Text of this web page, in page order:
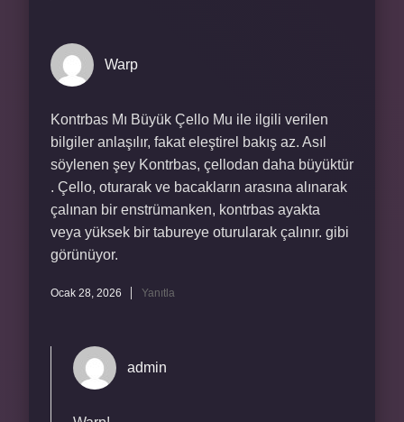
Warp
Kontrbas Mı Büyük Çello Mu ile ilgili verilen
bilgiler anlaşılır, fakat eleştirel bakış az. Asıl
söylenen şey Kontrbas, çellodan daha büyüktür
. Çello, oturarak ve bacakların arasına alınarak
çalınan bir enstrümanken, kontrbas ayakta
veya yüksek bir tabureye oturularak çalınır. gibi
görünüyor.
Ocak 28, 2026 Yanıtla
admin